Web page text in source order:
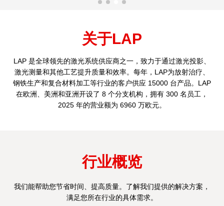
关于LAP
LAP 是全球领先的激光系统供应商之一，致力于通过激光投影、
激光测量和其他工艺提升质量和效率。每年，LAP为放射治疗、
钢铁生产和复合材料加工等行业的客户供应 15000 台产品。LAP
在欧洲、美洲和亚洲开设了 8 个分支机构，拥有 300 名员工，
2025 年的营业额为 6960 万欧元。
行业概览
我们能帮助您节省时间、提高质量。了解我们提供的解决方案，
满足您所在行业的具体需求。